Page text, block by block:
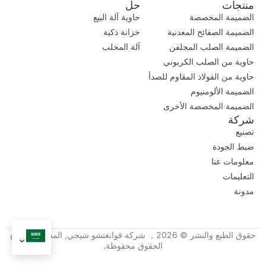
منتجات
الضميمة المخصصة
الضميمة الصفائح المعدنية
الضميمة الصلب المجلفن
حاوية من الصلب الكربوني
حاوية من الفولاذ المقاوم للصدأ
الضميمة الألومنيوم
الضميمة المخصصة الأخرى
حل
حاوية آلة البيع
خزانة ذكية
آلة المخلب
شركة
تصنيع
ضبط الجودة
معلومات عنا
التعليمات
مدونة
حقوق الطبع والنشر © 2026， شركة قوانغتشو شيجي, المحدودة. جميع
الحقوق محفوظة.